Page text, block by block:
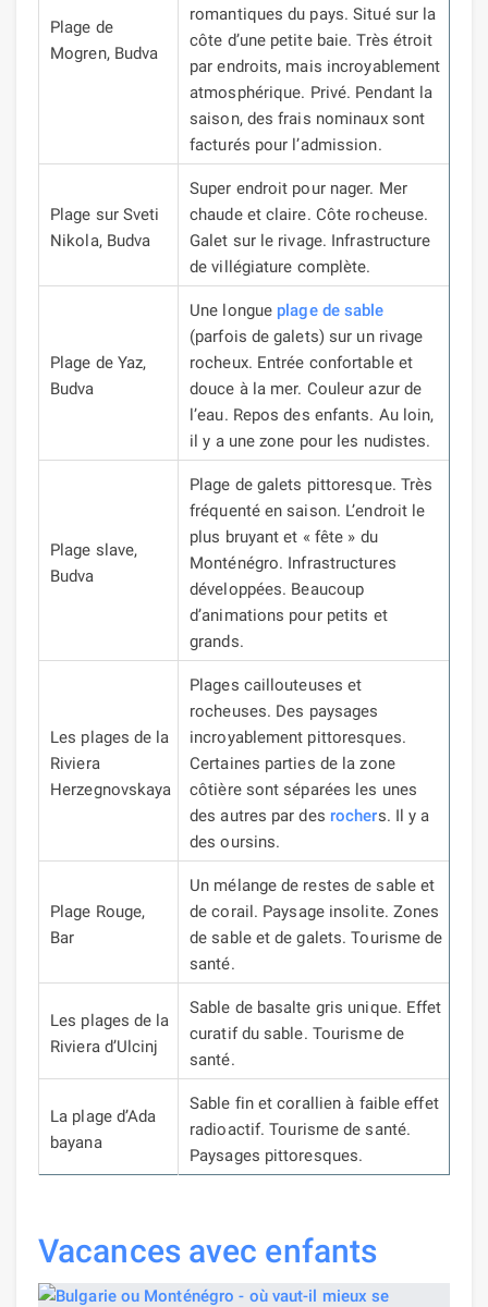
Plage de
Mogren, Budva
romantiques du pays.Situé sur la
côte d’une petite baie.Très étroit
par endroits, mais incroyablement
atmosphérique. Privé. Pendant la
saison, des frais nominaux sont
facturés pour l’admission.
Plage sur Sveti
Nikola, Budva
Super endroit pour nager. Mer
chaude et claire. Côte rocheuse.
Galet sur le rivage. Infrastructure
de villégiature complète.
Plage de Yaz,
Budva
Une longue plage de sable
(parfois de galets) sur un rivage
rocheux. Entrée confortable et
douce à la mer. Couleur azur de
l’eau. Repos des enfants. Au loin,
il y a une zone pour les nudistes.
Plage slave,
Budva
Plage de galets pittoresque. Très
fréquenté en saison. L’endroit le
plus bruyant et « fête » du
Monténégro. Infrastructures
développées. Beaucoup
d’animations pour petits et
grands.
Les plages de la
Riviera
Herzegnovskaya
Plages caillouteuses et
rocheuses. Des paysages
incroyablement pittoresques.
Certaines parties de la zone
côtière sont séparées les unes
des autres par des rochers. Il y a
des oursins.
Plage Rouge,
Bar
Un mélange de restes de sable et
de corail. Paysage insolite. Zones
de sable et de galets.Tourisme de
santé.
Les plages de la
Riviera d’Ulcinj
Sable de basalte gris unique. Effet
curatif du sable. Tourisme de
santé.
La plage d’Ada
bayana
Sable fin et corallien à faible effet
radioactif.Tourisme de santé.
Paysages pittoresques.
Vacances avec enfants